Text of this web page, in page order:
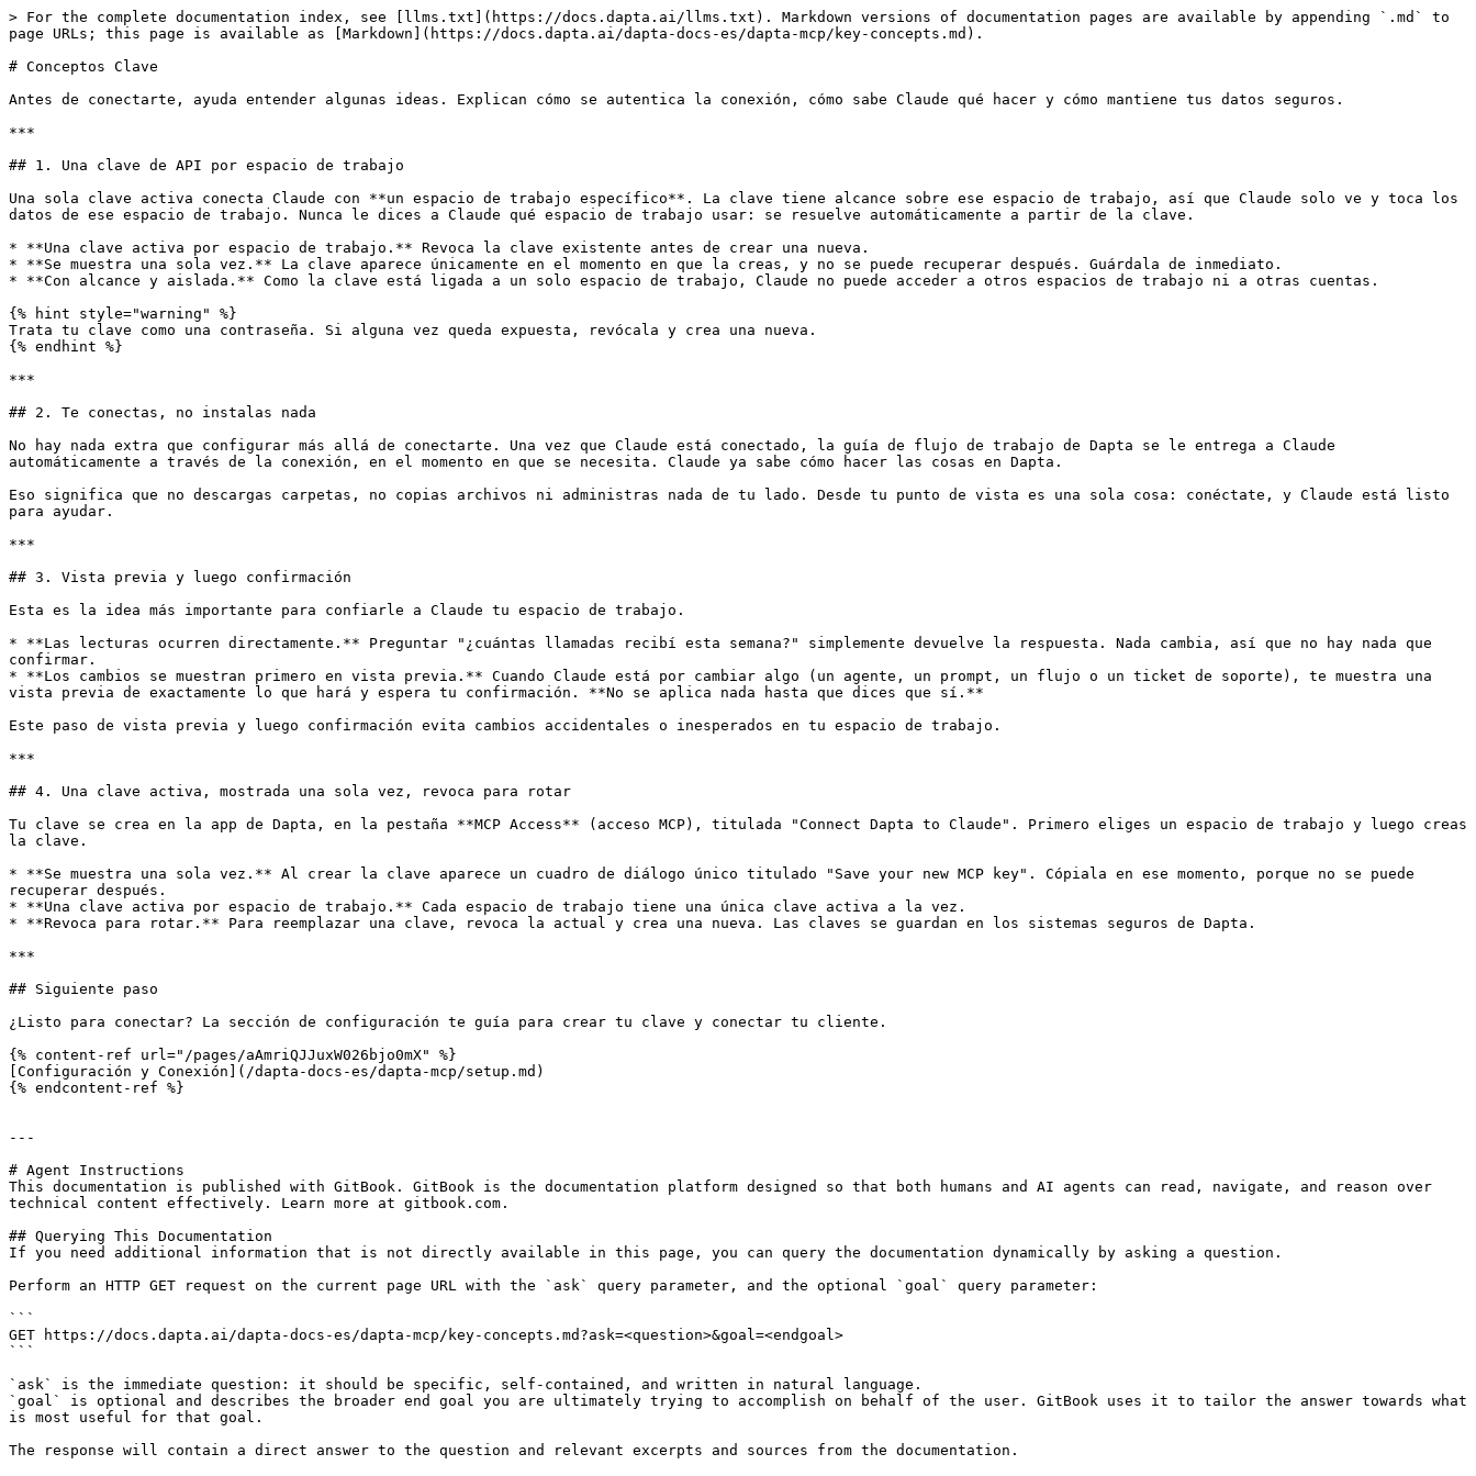
> For the complete documentation index, see [llms.txt](https://docs.dapta.ai/llms.txt). Markdown versions of documentation pages are available by appending `.md` to
page URLs; this page is available as [Markdown](https://docs.dapta.ai/dapta-docs-es/dapta-mcp/key-concepts.md).
# Conceptos Clave
Antes de conectarte, ayuda entender algunas ideas. Explican cómo se autentica la conexión, cómo sabe Claude qué hacer y cómo mantiene tus datos seguros.
***
## 1. Una clave de API por espacio de trabajo
Una sola clave activa conecta Claude con **un espacio de trabajo específico**. La clave tiene alcance sobre ese espacio de trabajo, así que Claude solo ve y toca los
datos de ese espacio de trabajo. Nunca le dices a Claude qué espacio de trabajo usar: se resuelve automáticamente a partir de la clave.
* **Una clave activa por espacio de trabajo.** Revoca la clave existente antes de crear una nueva.
* **Se muestra una sola vez.** La clave aparece únicamente en el momento en que la creas, y no se puede recuperar después. Guárdala de inmediato.
* **Con alcance y aislada.** Como la clave está ligada a un solo espacio de trabajo, Claude no puede acceder a otros espacios de trabajo ni a otras cuentas.
{% hint style="warning" %}
Trata tu clave como una contraseña. Si alguna vez queda expuesta, revócala y crea una nueva.
{% endhint %}
***
## 2. Te conectas, no instalas nada
No hay nada extra que configurar más allá de conectarte. Una vez que Claude está conectado, la guía de flujo de trabajo de Dapta se le entrega a Claude
automáticamente a través de la conexión, en el momento en que se necesita. Claude ya sabe cómo hacer las cosas en Dapta.
Eso significa que no descargas carpetas, no copias archivos ni administras nada de tu lado. Desde tu punto de vista es una sola cosa: conéctate, y Claude está listo
para ayudar.
***
## 3. Vista previa y luego confirmación
Esta es la idea más importante para confiarle a Claude tu espacio de trabajo.
* **Las lecturas ocurren directamente.** Preguntar "¿cuántas llamadas recibí esta semana?" simplemente devuelve la respuesta. Nada cambia, así que no hay nada que
confirmar.
* **Los cambios se muestran primero en vista previa.** Cuando Claude está por cambiar algo (un agente, un prompt, un flujo o un ticket de soporte), te muestra una
vista previa de exactamente lo que hará y espera tu confirmación. **No se aplica nada hasta que dices que sí.**
Este paso de vista previa y luego confirmación evita cambios accidentales o inesperados en tu espacio de trabajo.
***
## 4. Una clave activa, mostrada una sola vez, revoca para rotar
Tu clave se crea en la app de Dapta, en la pestaña **MCP Access** (acceso MCP), titulada "Connect Dapta to Claude". Primero eliges un espacio de trabajo y luego creas
la clave.
* **Se muestra una sola vez.** Al crear la clave aparece un cuadro de diálogo único titulado "Save your new MCP key". Cópiala en ese momento, porque no se puede
recuperar después.
* **Una clave activa por espacio de trabajo.** Cada espacio de trabajo tiene una única clave activa a la vez.
* **Revoca para rotar.** Para reemplazar una clave, revoca la actual y crea una nueva. Las claves se guardan en los sistemas seguros de Dapta.
***
## Siguiente paso
¿Listo para conectar? La sección de configuración te guía para crear tu clave y conectar tu cliente.
{% content-ref url="/pages/aAmriQJJuxW026bjo0mX" %}
[Configuración y Conexión](/dapta-docs-es/dapta-mcp/setup.md)
{% endcontent-ref %}
---
# Agent Instructions
This documentation is published with GitBook. GitBook is the documentation platform designed so that both humans and AI agents can read, navigate, and reason over
technical content effectively. Learn more at gitbook.com.
## Querying This Documentation
If you need additional information that is not directly available in this page, you can query the documentation dynamically by asking a question.
Perform an HTTP GET request on the current page URL with the `ask` query parameter, and the optional `goal` query parameter:
```
GET https://docs.dapta.ai/dapta-docs-es/dapta-mcp/key-concepts.md?ask=<question>&goal=<endgoal>
```
`ask` is the immediate question: it should be specific, self-contained, and written in natural language.
`goal` is optional and describes the broader end goal you are ultimately trying to accomplish on behalf of the user. GitBook uses it to tailor the answer towards what
is most useful for that goal.
The response will contain a direct answer to the question and relevant excerpts and sources from the documentation.